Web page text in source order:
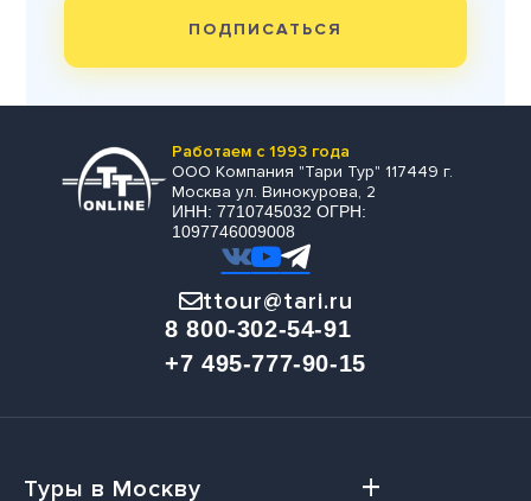
ПОДПИСАТЬСЯ
Работаем с 1993 года
ООО Компания "Тари Тур" 117449 г.
Москва ул. Винокурова, 2
ИНН: 7710745032 ОГРН:
1097746009008
ttour@tari.ru
8 800-302-54-91
+7 495-777-90-15
Туры в Москву